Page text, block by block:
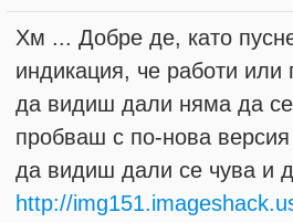
Хм ... Добре де, като
индикация, че работи
да видиш дали няма да се
пробваш с по-нова
да видиш дали се чува и
http://